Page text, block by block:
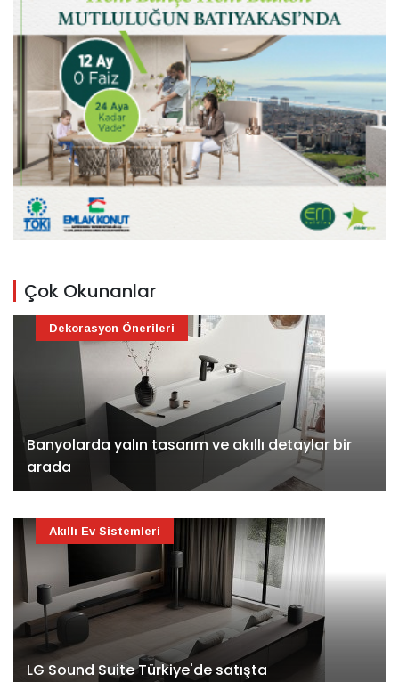
Çok Okunanlar
Banyolarda yalın tasarım ve akıllı detaylar bir
arada
Dekorasyon Önerileri
LG Sound Suite Türkiye'de satışta
Akıllı Ev Sistemleri